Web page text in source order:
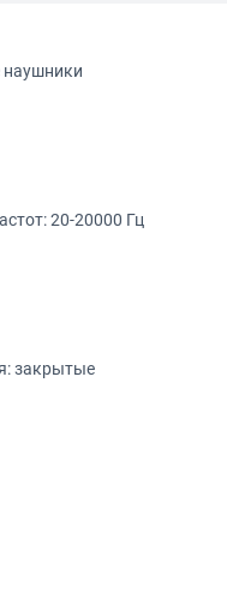
наушники
20-20000 Гц
закрытые